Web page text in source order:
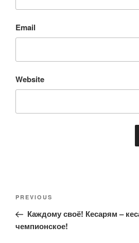
Email
Website
Post
Previous
Post
PREVIOUS
Каждому своё! Кесарям –
чемпионское!